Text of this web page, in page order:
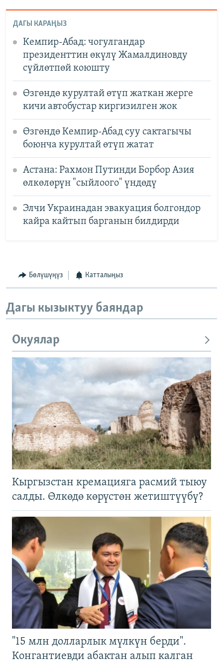
ДАГЫ КАРАҢЫЗ
Кемпир-Абад: чогулгандар
президенттин өкүлү Жамалдиновду
сүйлөтпөй коюшту
Өзгөндө курултай өтүп жаткан жерге
кичи автобустар киргизилген жок
Өзгөндө Кемпир-Абад суу сактагычы
боюнча курултай өтүп жатат
Астана: Рахмон Путинди Борбор Азия
өлкөлөрүн "сыйлоого" үндөдү
Элчи Украинадан эвакуация болгондор
кайра кайтып барганын билдирди
Бөлүшүңүз Катталыңыз
Дагы кызыктуу баяндар
Окуялар
Кыргызстан кремацияга расмий тыюу
салды. Өлкөдө көрүстөн жетиштүүбү?
"15 млн долларлык мүлкүн берди".
Конгантиевди абактан алып калган